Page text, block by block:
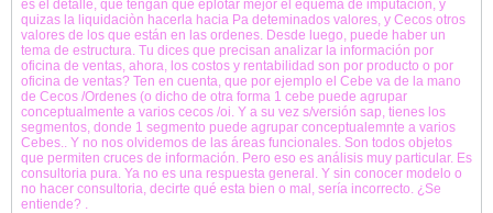
es el detalle, que tengan que eplotar mejor el equema de imputaciòn, y
quizas la liquidaciòn hacerla hacia Pa deteminados valores, y Cecos otros
valores de los que están en las ordenes. Desde luego, puede haber un
tema de estructura. Tu dices que precisan analizar la información por
oficina de ventas, ahora, los costos y rentabilidad son por producto o por
oficina de ventas? Ten en cuenta, que por ejemplo el Cebe va de la mano
de Cecos /Ordenes (o dicho de otra forma 1 cebe puede agrupar
conceptualmente a varios cecos /oi. Y a su vez s/versión sap, tienes los
segmentos, donde 1 segmento puede agrupar conceptualemnte a varios
Cebes.. Y no nos olvidemos de las áreas funcionales. Son todos objetos
que permiten cruces de información. Pero eso es análisis muy particular. Es
consultoria pura. Ya no es una respuesta general. Y sin conocer modelo o
no hacer consultoria, decirte qué esta bien o mal, sería incorrecto. ¿Se
entiende? .